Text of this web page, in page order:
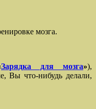
мозга.
Зарядка для мозга»),
Вы что-нибудь делали,